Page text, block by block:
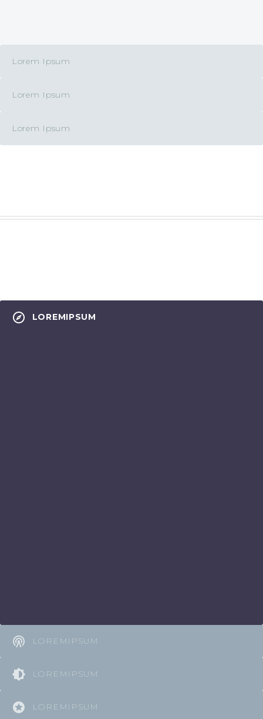
Lorem Ipsum
Lorem Ipsum
Lorem Ipsum
LOREMIPSUM
LOREMIPSUM
LOREMIPSUM
LOREMIPSUM